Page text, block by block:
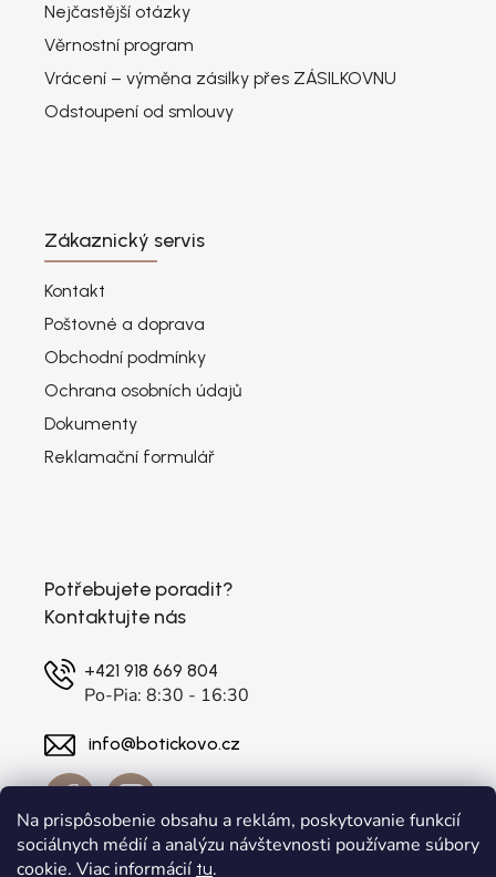
Na prispôsobenie obsahu a reklám, poskytovanie funkcií
sociálnych médií a analýzu návštevnosti používame súbory
cookie. Viac informácií tu.
Nejčastější otázky
Věrnostní program
Vrácení – výměna zásilky přes ZÁSILKOVNU
Odstoupení od smlouvy
Zákaznický servis
Kontakt
Poštovné a doprava
Obchodní podmínky
Ochrana osobních údajů
Dokumenty
Reklamační formulář
Potřebujete poradit?
Kontaktujte nás
+421 918 669 804
Po-Pia: 8:30 - 16:30
info@botickovo.cz